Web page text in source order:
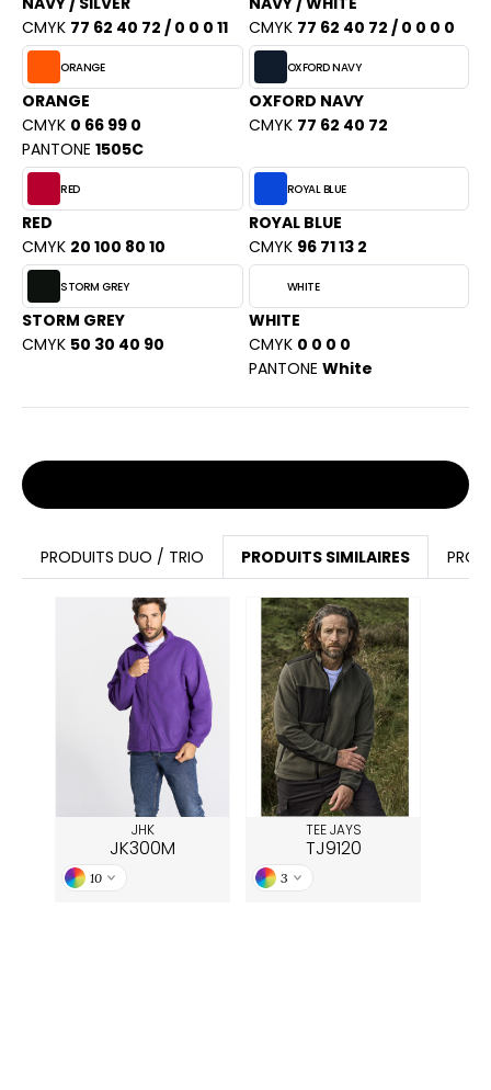
CMYK 77 62 40 72 / 0 0 0 11
CMYK 77 62 40 72 / 0 0 0 0
ORANGE
ORANGE
CMYK 0 66 99 0
PANTONE 1505C
OXFORD NAVY
OXFORD NAVY
CMYK 77 62 40 72
RED
RED
CMYK 20 100 80 10
ROYAL BLUE
ROYAL BLUE
CMYK 96 71 13 2
STORM GREY
STORM GREY
CMYK 50 30 40 90
WHITE
WHITE
CMYK 0 0 0 0
PANTONE White
PRODUITS DUO / TRIO PRODUITS SIMILAIRES
JHK
JK300M
10
TEE JAYS
TJ9120
3